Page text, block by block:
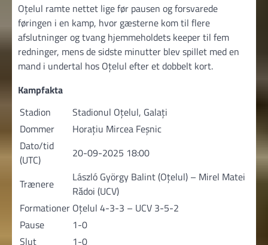
Oțelul ramte nettet lige før pausen og forsvarede
føringen i en kamp, hvor gæsterne kom til flere
afslutninger og tvang hjemmeholdets keeper til fem
redninger, mens de sidste minutter blev spillet med en
mand i undertal hos Oțelul efter et dobbelt kort.
Kampfakta
Stadion
Stadionul Oţelul, Galaţi
Dommer
Horațiu Mircea Feșnic
Dato/tid
(UTC)
20-09-2025 18:00
Trænere
László György Balint (Oțelul) – Mirel Matei
Rădoi (UCV)
Formationer Oțelul 4-3-3 – UCV 3-5-2
Pause
1-0
Slut
1-0